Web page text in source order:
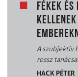
FÉKEK
A szubjektív
rossz
HACK PÉTER